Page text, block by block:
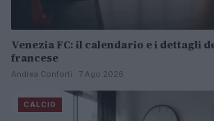
Venezia FC: il calendario e i dettagli
francese
Andrea Conforti · 7 Ago 2026
CALCIO